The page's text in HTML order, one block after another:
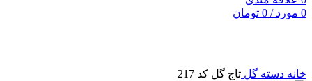
0 مورد /
0 تومان
خانه دسته گل تاج گل کد 217